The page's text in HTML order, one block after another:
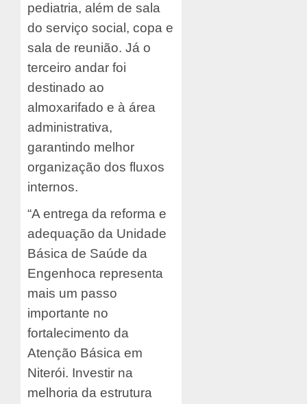
pediatria, além de sala
do serviço social, copa e
sala de reunião. Já o
terceiro andar foi
destinado ao
almoxarifado e à área
administrativa,
garantindo melhor
organização dos fluxos
internos.
“A entrega da reforma e
adequação da Unidade
Básica de Saúde da
Engenhoca representa
mais um passo
importante no
fortalecimento da
Atenção Básica em
Niterói. Investir na
melhoria da estrutura